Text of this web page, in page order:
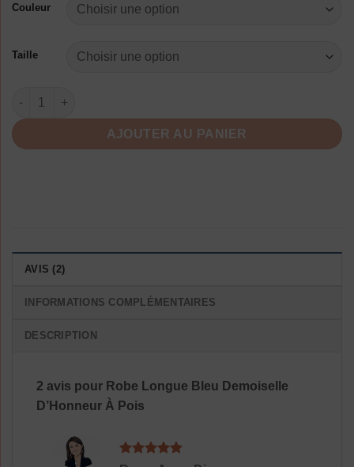
Couleur
Taille
quantité de Robe Longue Bleu Demoiselle D'Honneur À Pois
AJOUTER AU PANIER
AVIS (2)
INFORMATIONS COMPLÉMENTAIRES
DESCRIPTION
2 avis pour Robe Longue Bleu Demoiselle
D’Honneur À Pois